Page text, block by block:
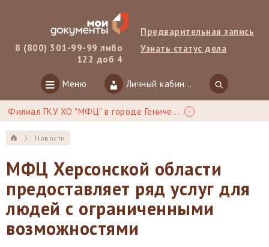
8 (800) 301-99-99 либо
122 доб 4
Предварительная запись
Узнать статус дела
Меню Личный кабинет
Филиал ГКУ ХО "МФЦ" в городе Геническ
Новости
МФЦ Херсонской области
предоставляет ряд услуг для
людей с ограниченными
возможностями